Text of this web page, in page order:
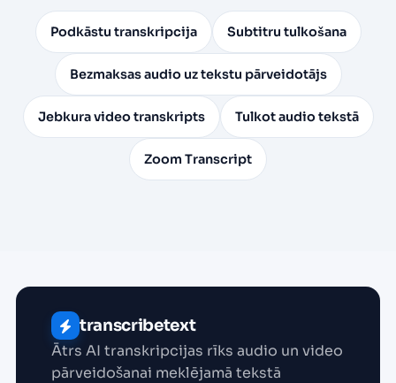
Podkāstu transkripcija Subtitru tulkošana
Bezmaksas audio uz tekstu pārveidotājs
Jebkura video transkripts Tulkot audio tekstā
Zoom Transcript
transcribetext
Ātrs AI transkripcijas rīks audio un video
pārveidošanai meklējamā tekstā